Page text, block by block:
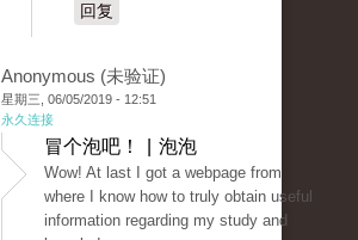
回复
Anonymous (未验证)
星期三, 06/05/2019 - 12:51
永久连接
冒个泡吧！ | 泡泡
Wow! At last I got a webpage from
where I know how to truly obtain useful
information regarding my study and